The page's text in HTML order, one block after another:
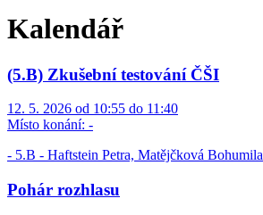
Kalendář
(5.B) Zkušební testování ČŠI
12. 5. 2026 od 10:55 do 11:40
Místo konání: -
- 5.B - Haftstein Petra, Matějčková Bohumila
Pohár rozhlasu